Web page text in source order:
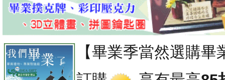
【畢業季當然選購